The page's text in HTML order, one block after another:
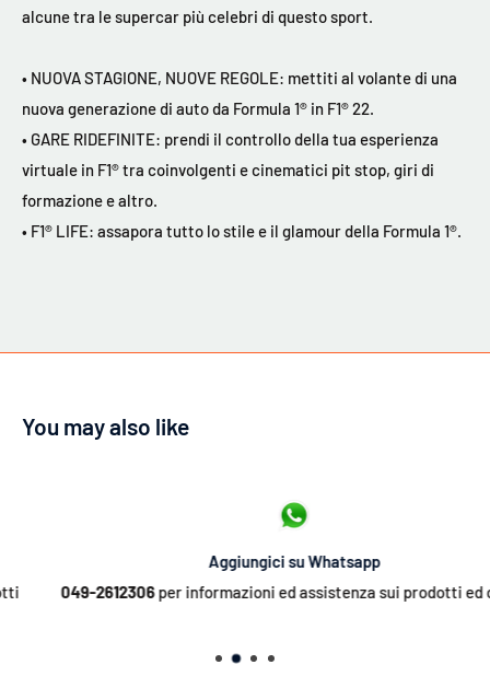
alcune tra le supercar più celebri di questo sport.
• NUOVA STAGIONE, NUOVE REGOLE: mettiti al volante di una
nuova generazione di auto da Formula 1® in F1® 22.
• GARE RIDEFINITE: prendi il controllo della tua esperienza
virtuale in F1® tra coinvolgenti e cinematici pit stop, giri di
formazione e altro.
• F1® LIFE: assapora tutto lo stile e il glamour della Formula 1®.
You may also like
Aggiungici su Whatsapp
049-2612306per informazioni ed assistenza sui prodotti ed ordini